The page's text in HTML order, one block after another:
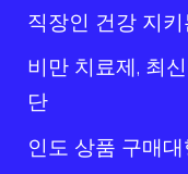
직장인 건강 지
비만 치료제, 최
단
인도 상품 구매